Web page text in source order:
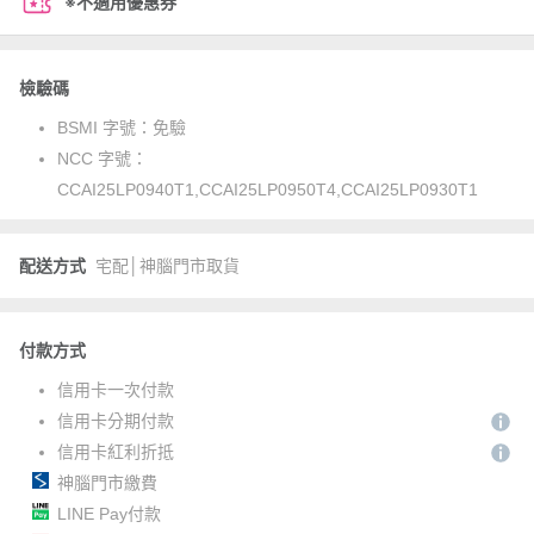
檢驗碼
BSMI 字號： 免驗
NCC 字號：
CCAI25LP0940T1,CCAI25LP0950T4,CCAI25LP0930T1
配送方式 宅配│神腦門市取貨
付款方式
信用卡一次付款
信用卡分期付款
信用卡紅利折抵
神腦門市繳費
LINE Pay付款